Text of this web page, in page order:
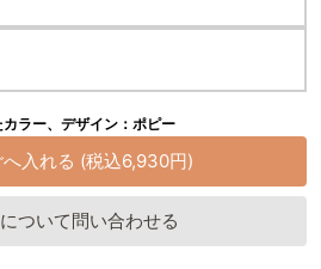
ラー、デザイン：ポピー
ついて問い合わせる